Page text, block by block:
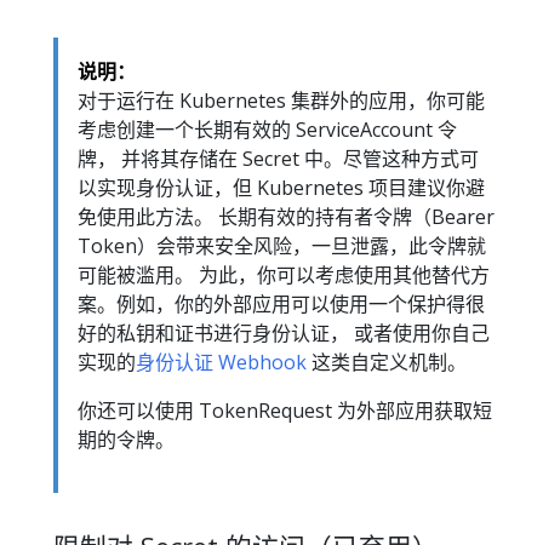
说明：
对于运行在 Kubernetes 集群外的应用，你可能
考虑创建一个长期有效的 ServiceAccount 令
牌， 并将其存储在 Secret 中。尽管这种方式可
以实现身份认证，但 Kubernetes 项目建议你避
免使用此方法。 长期有效的持有者令牌（Bearer
Token）会带来安全风险，一旦泄露，此令牌就
可能被滥用。 为此，你可以考虑使用其他替代方
案。例如，你的外部应用可以使用一个保护得很
好的私钥和证书进行身份认证， 或者使用你自己
实现的身份认证 Webhook这类自定义机制。
你还可以使用 TokenRequest 为外部应用获取短
期的令牌。